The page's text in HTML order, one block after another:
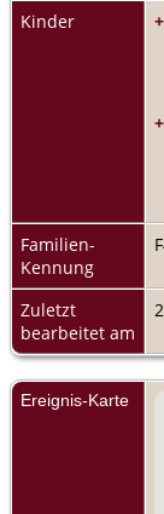
Kinder +
+
Familien-
Kennung
Zuletzt
bearbeitet am
Ereignis-Karte